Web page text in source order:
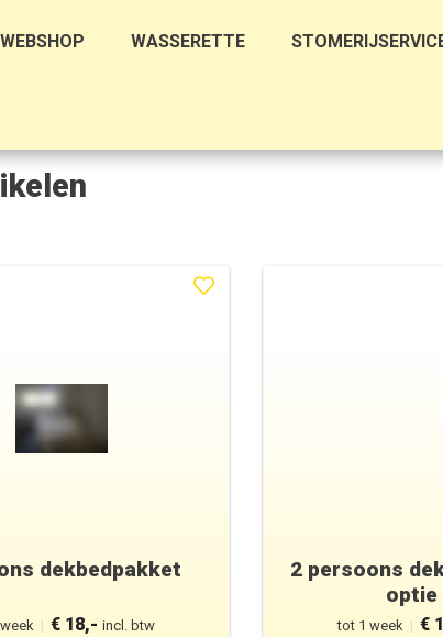
WEBSHOP WASSERETTE
dekbedpakket
| € 18,- incl. btw
2 persoons
optie
tot 1 week | €